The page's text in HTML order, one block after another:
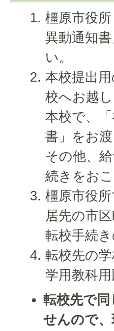
橿原市役
異動通知
い。
本校提出
校へお越し
本校で、
書」をお渡
その他、
続きをおこ
橿原市役
居先の市
転校手続
転校先の
学用教科
転校先で
せんので